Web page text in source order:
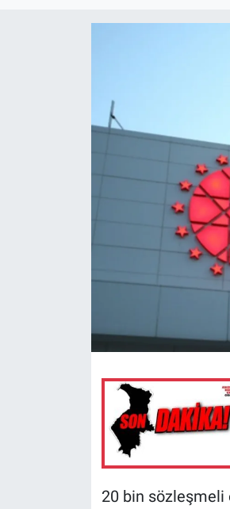
20 bin sözleşmeli